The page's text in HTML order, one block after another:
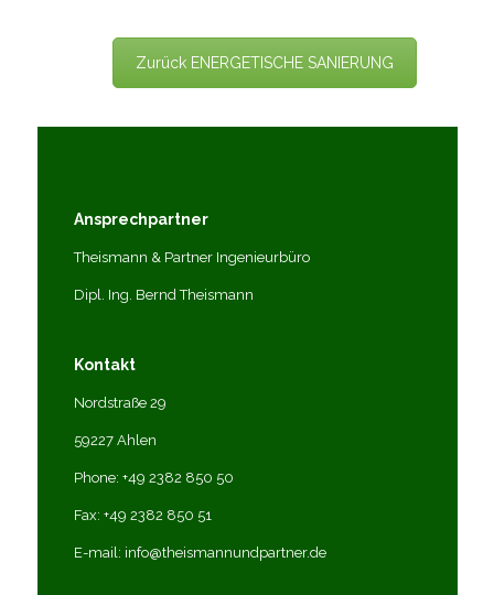
Zurück ENERGETISCHE SANIERUNG
Ansprechpartner
Theismann & Partner Ingenieurbüro
Dipl. Ing. Bernd Theismann
Kontakt
Nordstraße 29
59227 Ahlen
Phone: +49 2382 850 50
Fax: +49 2382 850 51
E-mail: info@theismannundpartner.de